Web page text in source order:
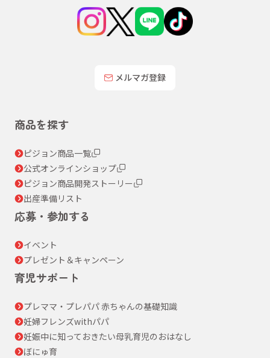
メルマガ登録
商品を探す
ピジョン商品一覧
公式オンラインショップ
ピジョン商品開発ストーリー
出産準備リスト
応募・参加する
イベント
プレゼント＆キャンペーン
育児サポート
プレママ・プレパパ 赤ちゃんの基礎知識
妊婦フレンズwithパパ
妊娠中に知っておきたい母乳育児のおはなし
ぼにゅ育